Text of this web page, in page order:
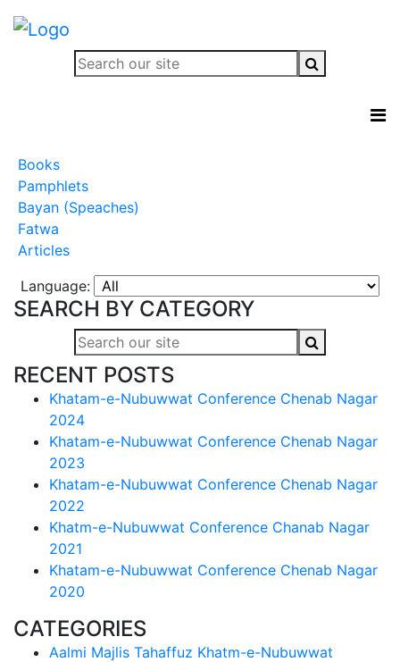
Books
Pamphlets
Bayan (Speaches)
Fatwa
Articles
Language:
SEARCH BY CATEGORY
RECENT POSTS
Khatam-e-Nubuwwat Conference Chenab Nagar
2024
Khatam-e-Nubuwwat Conference Chenab Nagar
2023
Khatam-e-Nubuwwat Conference Chenab Nagar
2022
Khatm-e-Nubuwwat Conference Chanab Nagar
2021
Khatam-e-Nubuwwat Conference Chenab Nagar
2020
CATEGORIES
Aalmi Majlis Tahaffuz Khatm-e-Nubuwwat